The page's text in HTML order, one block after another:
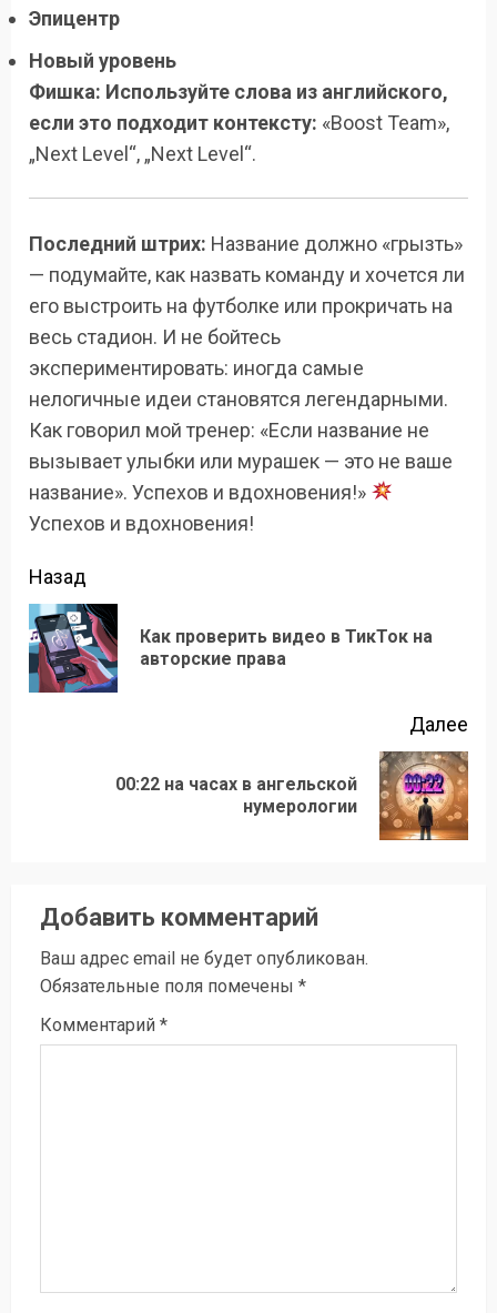
Эпицентр
Новый уровень
Фишка: Используйте слова из английского,
если это подходит контексту: «Boost Team»,
„Next Level“, „Next Level“.
Последний штрих: Название должно «грызть»
— подумайте, как назвать команду и хочется ли
его выстроить на футболке или прокричать на
весь стадион. И не бойтесь
экспериментировать: иногда самые
нелогичные идеи становятся легендарными.
Как говорил мой тренер: «Если название не
вызывает улыбки или мурашек — это не ваше
название». Успехов и вдохновения!»
Успехов и вдохновения!
Продолжить
чтение
Назад
Как проверить видео в ТикТок на
авторские права
Далее
Следующая00:22 на часах в ангельской
нумерологии
Добавить комментарий
Ваш адрес email не будет опубликован.
Обязательные поля помечены *
Комментарий *